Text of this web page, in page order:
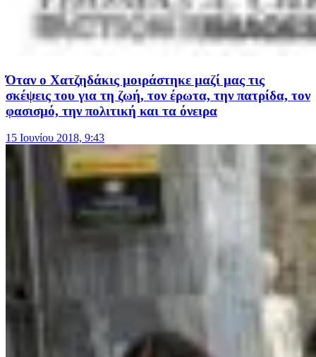
Όταν ο Χατζηδάκις μοιράστηκε μαζί μας τις
σκέψεις του για τη ζωή, τον έρωτα, την πατρίδα, τον
φασισμό, την πολιτική και τα όνειρα
15 Ιουνίου 2018, 9:43